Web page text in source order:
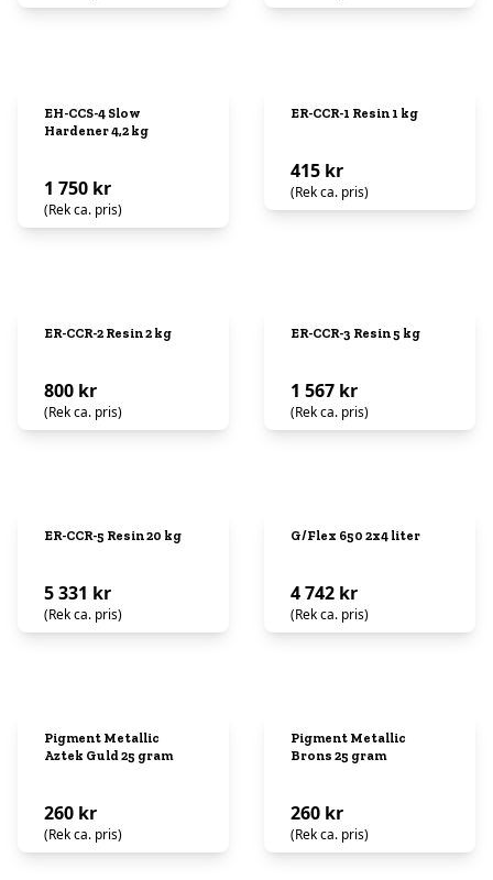
EH-CCS-4 Slow
Hardener 4,2 kg
1 750 kr
(Rek ca. pris)
ER-CCR-1 Resin 1 kg
415 kr
(Rek ca. pris)
ER-CCR-2 Resin 2 kg
800 kr
(Rek ca. pris)
ER-CCR-3 Resin 5 kg
1 567 kr
(Rek ca. pris)
ER-CCR-5 Resin 20 kg
5 331 kr
(Rek ca. pris)
G/Flex 650 2x4 liter
4 742 kr
(Rek ca. pris)
Pigment Metallic
Aztek Guld 25 gram
260 kr
(Rek ca. pris)
Pigment Metallic
Brons 25 gram
260 kr
(Rek ca. pris)